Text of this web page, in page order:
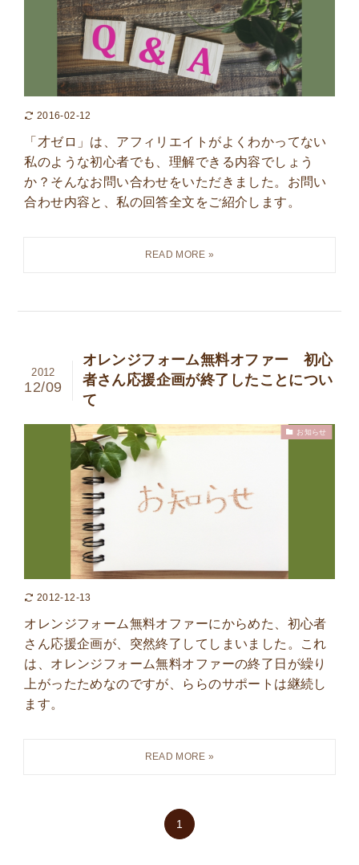
2016-02-12
「才ゼロ」は、アフィリエイトがよくわかってない
私のような初心者でも、理解できる内容でしょう
か？そんなお問い合わせをいただきました。お問い
合わせ内容と、私の回答全文をご紹介します。
オレンジフォーム無料オファー 初心
者さん応援企画が終了したことについ
て
2012
12/09
お知らせ
2012-12-13
オレンジフォーム無料オファーにからめた、初心者
さん応援企画が、突然終了してしまいました。これ
は、オレンジフォーム無料オファーの終了日が繰り
上がったためなのですが、ららのサポートは継続し
ます。
1